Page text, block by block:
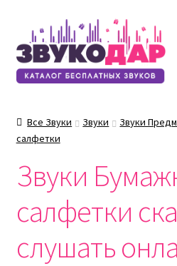
Перейти
к
навигации
Перейти
к
содержимому
Все Звуки Звуки Звуки
салфетки
Звуки
салфетки
слушать